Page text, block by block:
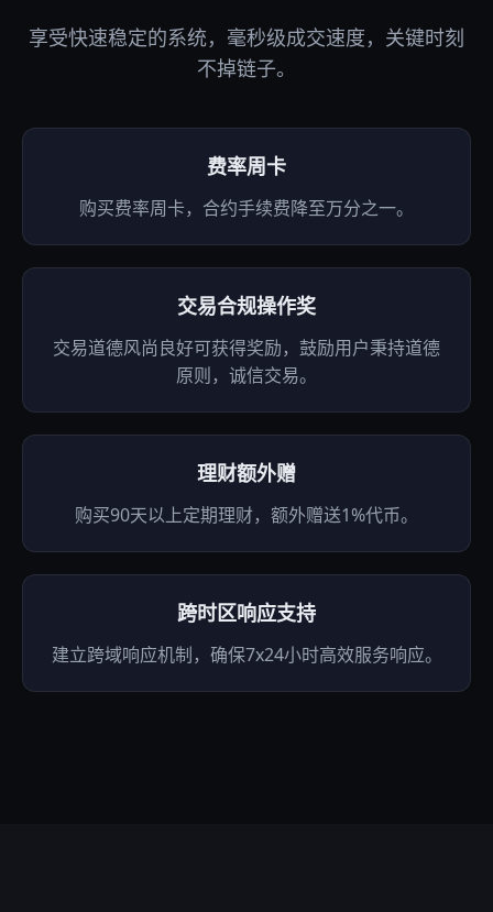
享受快速稳定的系统，毫秒级成交速度，关键时刻
不掉链子。
费率周卡
购买费率周卡，合约手续费降至万分之一。
交易合规操作奖
交易道德风尚良好可获得奖励，鼓励用户秉持道德
原则，诚信交易。
理财额外赠
购买90天以上定期理财，额外赠送1%代币。
跨时区响应支持
建立跨域响应机制，确保7x24小时高效服务响应。